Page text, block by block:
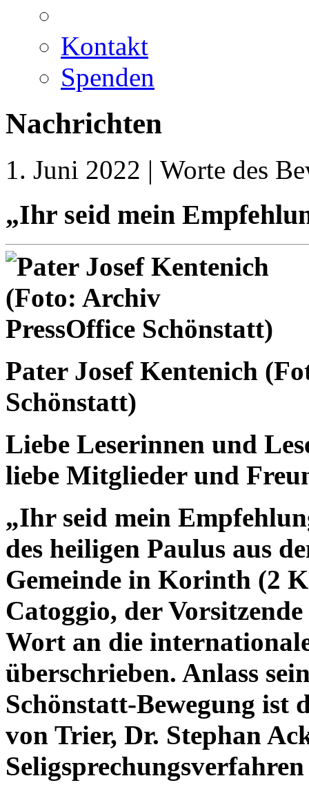
Kontakt
Spenden
Nachrichten
1. Juni 2022 | Worte des
„Ihr seid mein
Pater Josef Kentenich
Schönstatt)
Liebe Leserinnen und
liebe Mitglieder und
„Ihr seid mein
des heiligen Paulus aus
Gemeinde in Korinth (2
Catoggio, der
Wort an die
überschrieben. Anlass
Schönstatt-Bewegung ist
von Trier, Dr. Stephan